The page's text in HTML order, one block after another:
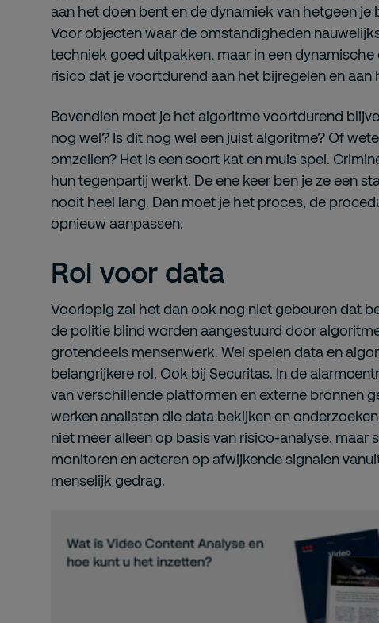
aan het doen bent en de dynamiek van hetgeen je
Voor objecten waar de omstandigheden
techniek goed uitpakken, maar in een
risico dat je voortdurend aan het bijregelen en aan
Bovendien moet je het algoritme voortdurend
nog wel? Is dit nog wel een juist algoritme? Of
omzeilen? Het is een soort kat en muis spel.
hun tegenpartij werkt. De ene keer ben je ze een
nooit heel lang. Dan moet je het proces, de
opnieuw aanpassen.
Rol voor data
Voorlopig zal het dan ook nog niet gebeuren dat
de politie blind worden aangestuurd door
grotendeels mensenwerk. Wel spelen data en
belangrijkere rol. Ook bij Securitas. In de
van verschillende platformen en externe bronnen
werken analisten die data bekijken en
niet meer alleen op basis van risico-analyse, maar
monitoren en acteren op afwijkende signalen
menselijk gedrag.